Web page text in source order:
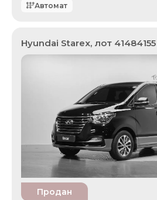
Автомат
Hyundai Starex, лот 41484155
Продан